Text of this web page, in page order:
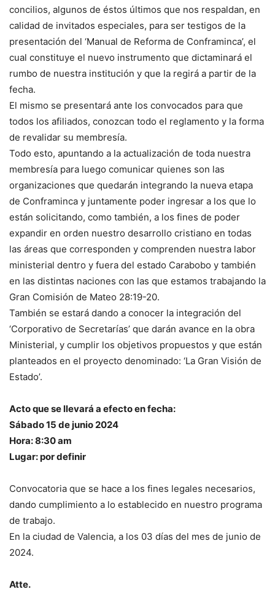
concilios, algunos de éstos últimos que nos respaldan, en
calidad de invitados especiales, para ser testigos de la
presentación del ‘Manual de Reforma de Conframinca’, el
cual constituye el nuevo instrumento que dictaminará el
rumbo de nuestra institución y que la regirá a partir de la
fecha.
El mismo se presentará ante los convocados para que
todos los afiliados, conozcan todo el reglamento y la forma
de revalidar su membresía.
Todo esto, apuntando a la actualización de toda nuestra
membresía para luego comunicar quienes son las
organizaciones que quedarán integrando la nueva etapa
de Conframinca y juntamente poder ingresar a los que lo
están solicitando, como también, a los fines de poder
expandir en orden nuestro desarrollo cristiano en todas
las áreas que corresponden y comprenden nuestra labor
ministerial dentro y fuera del estado Carabobo y también
en las distintas naciones con las que estamos trabajando la
Gran Comisión de Mateo 28:19-20.
También se estará dando a conocer la integración del
‘Corporativo de Secretarías’ que darán avance en la obra
Ministerial, y cumplir los objetivos propuestos y que están
planteados en el proyecto denominado: ‘La Gran Visión de
Estado’.
Acto que se llevará a efecto en fecha:
Sábado 15 de junio 2024
Hora: 8:30 am
Lugar: por definir
Convocatoria que se hace a los fines legales necesarios,
dando cumplimiento a lo establecido en nuestro programa
de trabajo.
En la ciudad de Valencia, a los 03 días del mes de junio de
2024.
Atte.